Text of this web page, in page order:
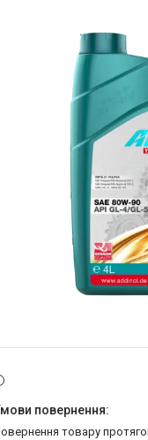
повернення товару